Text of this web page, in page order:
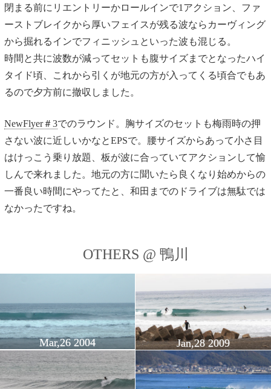
閉まる前にリエントリーかロールインで1アクション、ファ
ーストブレイクから厚いフェイスが残る波ならカーヴィング
から掘れるインでフィニッシュといった波も混じる。
時間と共に波数が減ってセットも腹サイズまでとなったハイ
タイド頃、これから引くが地元の方が入ってくる頃合でもあ
るので夕方前に撤収しました。
NewFlyer＃3でのラウンド。胸サイズのセットも梅雨時の押
さない波に近しいかなとEPSで。腰サイズからあって小さ目
はけっこう乗り放題、板が波に合っていてアクションして愉
しんで来れました。地元の方に聞いたら良くなり始めからの
一番良い時間にやってたと、和田までのドライブは無駄では
なかったですね。
OTHERS @ 鴨川
Mar,26 2004 Jan,28 2009